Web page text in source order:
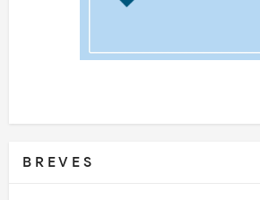
B R E V E S